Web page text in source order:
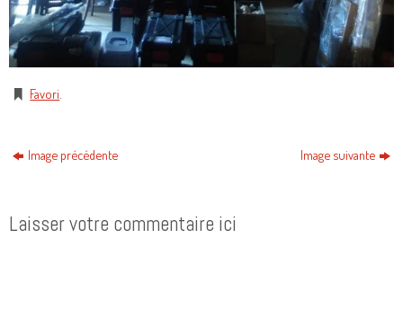
Favori
Image précédente Image suivante
Laisser votre commentaire ici